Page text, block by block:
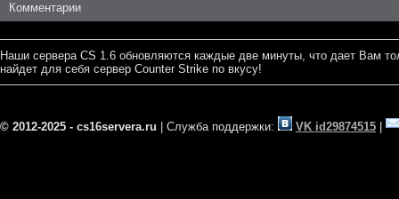
Комментарии
Наши сервера CS 1.6 обновляются каждые две минуты, что дает Вам
найдет для себя сервер Counter Strike по вкусу!
© 2012-2025 - cs16servera.ru | Служба поддержки: VK id29874515